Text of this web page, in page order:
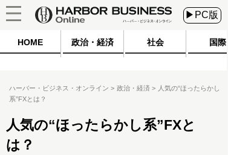
▶PC版
HOME 政治・経済 社会 国際
ハーバー・ビジネス・オンライン 政治・経済
人気の“ほったらかし
系”FXとは？
人気の“ほったらかし系”FXと
は？